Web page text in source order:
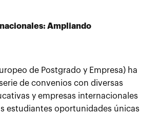
Ampliando
de Postgrado y Empresa) ha
de convenios con diversas
y empresas internacionales
estudiantes oportunidades únicas